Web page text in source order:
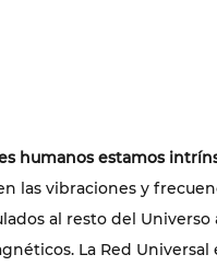
humanos estamos
las vibraciones y
al resto del
La Red